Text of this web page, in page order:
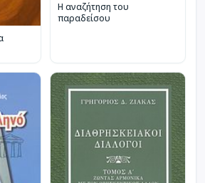
Η αναζήτηση του
παραδείσου